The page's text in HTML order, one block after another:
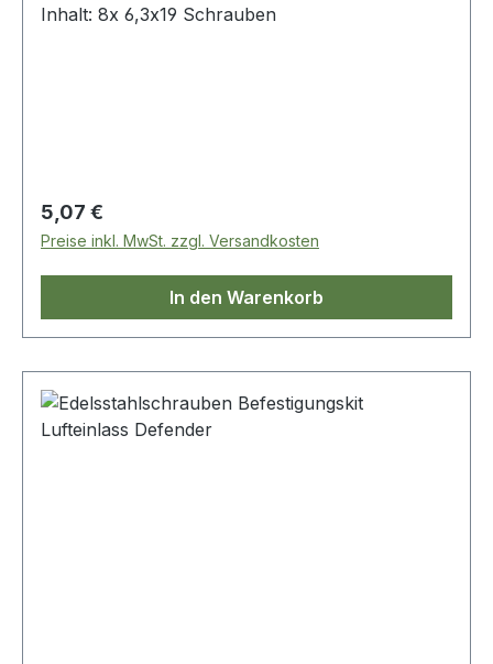
Inhalt: 8x 6,3x19 Schrauben
Regulärer Preis:
5,07 €
Preise inkl. MwSt. zzgl. Versandkosten
In den Warenkorb